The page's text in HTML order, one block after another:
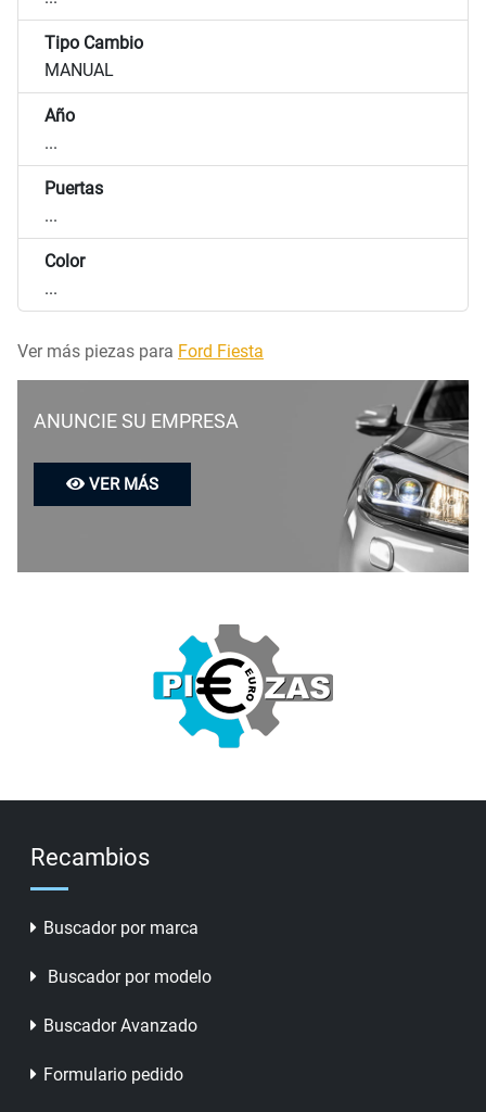
Tipo Cambio
MANUAL
Año
...
Puertas
...
Color
...
Ver más piezas para Ford Fiesta
ANUNCIE SU EMPRESA
VER MÁS
Recambios
Buscador por marca
Buscador por modelo
Buscador Avanzado
Formulario pedido